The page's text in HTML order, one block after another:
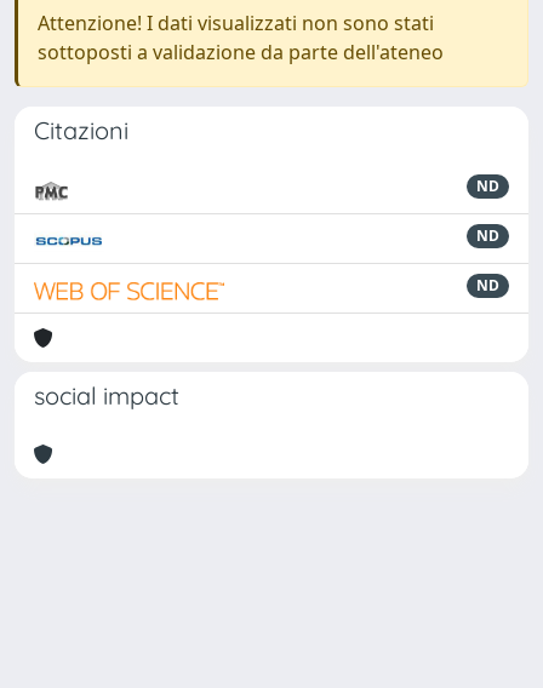
Attenzione! I dati visualizzati non sono stati
sottoposti a validazione da parte dell'ateneo
Citazioni
ND
ND
ND
social impact